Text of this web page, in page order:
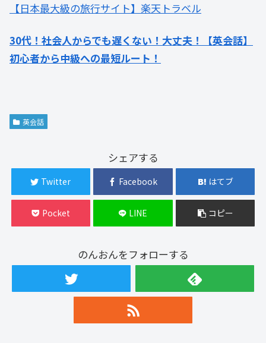
【日本最大級の旅行サイト】楽天トラベル
30代！社会人からでも遅くない！大丈夫！【英会話】
初心者から中級への最短ルート！
英会話
シェアする
Twitter Facebook はてブ
Pocket LINE コピー
のんおんをフォローする